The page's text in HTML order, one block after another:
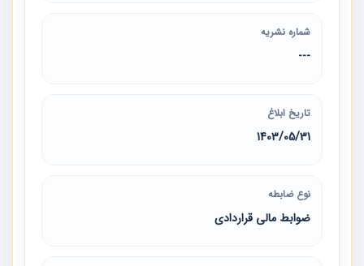
شماره نشریه
---
تاریخ ابلاغ
1403/05/31
نوع ضابطه
ضوابط مالی قراردادی